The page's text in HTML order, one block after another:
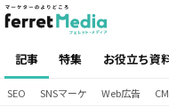
記事 特集 お役立ち資
SEO SNSマーケ Web広告